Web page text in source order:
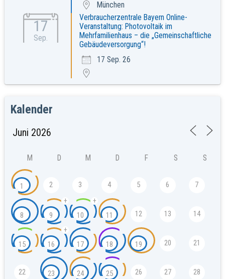
München
17
Sep.
Verbraucherzentrale Bayern Online-
Veranstaltung: Photovoltaik im
Mehrfamilienhaus – die „Gemeinschaftliche
Gebäudeversorgung“!
17 Sep. 26
Kalender
M D M D F S S
1 2 3 4 5 6 7
8 9
+
10
+
11 12 13 14
15 16
+
17 18 19 20 21
22 23 24 25 26 27 28